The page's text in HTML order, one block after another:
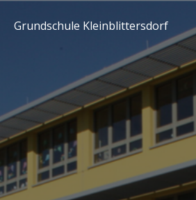
Inhalt
springen
Grundschule Kleinblittersdorf